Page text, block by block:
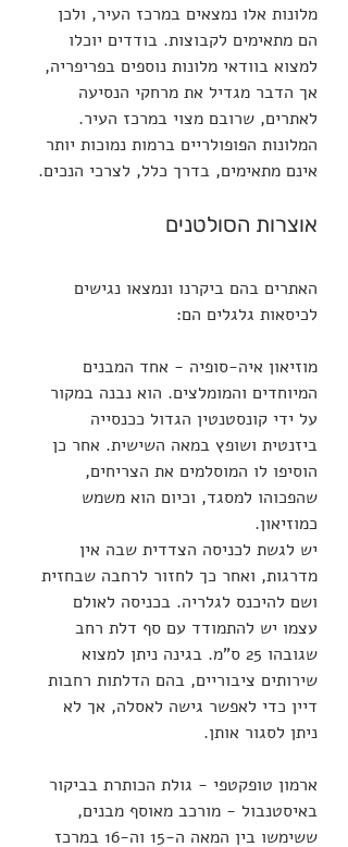
מלונות אלו נמצאים במרכז העיר, ולכן
הם מתאימים לקבוצות. בודדים יוכלו
למצוא בוודאי מלונות נוספים בפריפריה,
אך הדבר מגדיל את מרחקי הנסיעה
לאתרים, שרובם מצוי במרכז העיר.
המלונות הפופולריים ברמות נמוכות יותר
אינם מתאימים, בדרך כלל, לצרכי הנכים.
אוצרות הסולטנים
האתרים בהם ביקרנו ונמצאו נגישים
לכיסאות גלגלים הם:
מוזיאון איה-סופיה - אחד המבנים
המיוחדים והמומלצים. הוא נבנה במקור
על ידי קונסטנטין הגדול ככנסייה
ביזנטית ושופץ במאה השישית. אחר כן
הוסיפו לו המוסלמים את הצריחים,
שהפכוהו למסגד, וכיום הוא משמש
כמוזיאון.
יש לגשת לכניסה הצדדית שבה אין
מדרגות, ואחר כך לחזור לרחבה שבחזית
ושם להיכנס לגלריה. בכניסה לאולם
עצמו יש להתמודד עם סף דלת רחב
שגובהו 25 ס"מ. בגינה ניתן למצוא
שירותים ציבוריים, בהם הדלתות רחבות
דיין כדי לאפשר גישה לאסלה, אך לא
ניתן לסגור אותן.
ארמון טופקטפי - גולת הכותרת בביקור
באיסטנבול - מורכב מאוסף מבנים,
ששימשו בין המאה ה-15 וה-16 במרכז